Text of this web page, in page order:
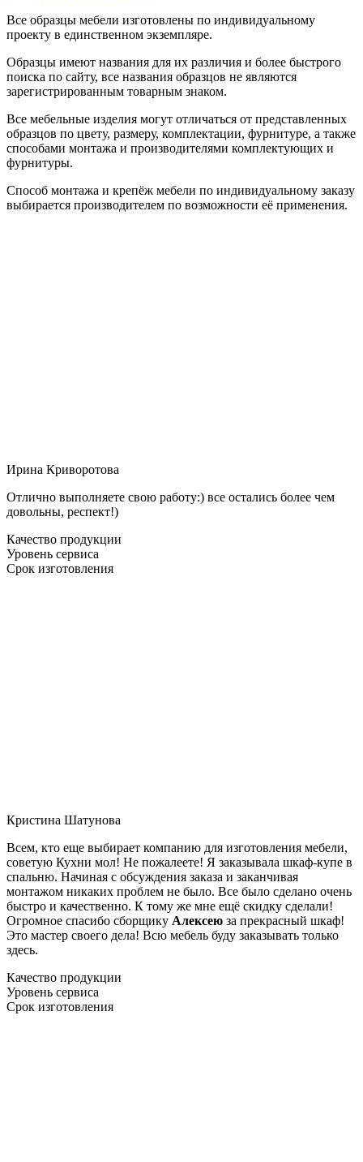
Все образцы мебели изготовлены по индивидуальному
проекту в единственном экземпляре.
Образцы имеют названия для их различия и более быстрого
поиска по сайту, все названия образцов не являются
зарегистрированным товарным знаком.
Все мебельные изделия могут отличаться от представленных
образцов по цвету, размеру, комплектации, фурнитуре, а также
способами монтажа и производителями комплектующих и
фурнитуры.
Способ монтажа и крепёж мебели по индивидуальному заказу
выбирается производителем по возможности её применения.
Ирина Криворотова
Отлично выполняете свою работу:) все остались более чем
довольны, респект!)
Качество продукции
Уровень сервиса
Срок изготовления
Кристина Шатунова
Всем, кто еще выбирает компанию для изготовления мебели,
советую Кухни мол! Не пожалеете! Я заказывала шкаф-купе в
спальню. Начиная с обсуждения заказа и заканчивая
монтажом никаких проблем не было. Все было сделано очень
быстро и качественно. К тому же мне ещё скидку сделали!
Огромное спасибо сборщику Алексею за прекрасный шкаф!
Это мастер своего дела! Всю мебель буду заказывать только
здесь.
Качество продукции
Уровень сервиса
Срок изготовления